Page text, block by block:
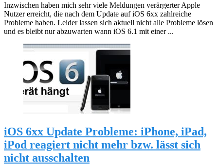
Inzwischen haben mich sehr viele Meldungen verärgerter Apple
Nutzer erreicht, die nach dem Update auf iOS 6xx zahlreiche
Probleme haben. Leider lassen sich aktuell nicht alle Probleme lösen
und es bleibt nur abzuwarten wann iOS 6.1 mit einer ...
iOS 6xx Update Probleme: iPhone, iPad,
iPod reagiert nicht mehr bzw. lässt sich
nicht ausschalten